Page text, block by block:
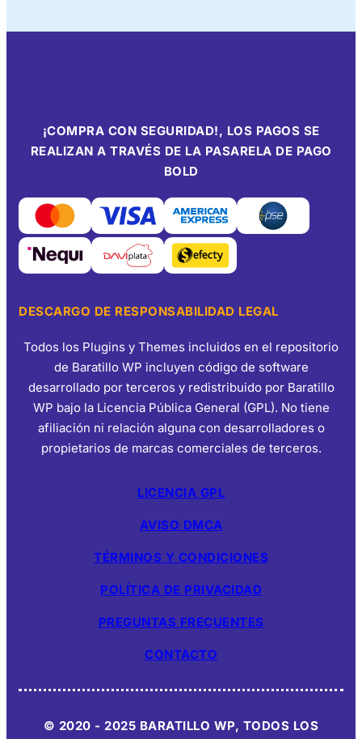
¡COMPRA CON SEGURIDAD!, LOS PAGOS SE
REALIZAN A TRAVÉS DE LA PASARELA DE PAGO
BOLD
DESCARGO DE RESPONSABILIDAD LEGAL
Todos los Plugins y Themes incluidos en el repositorio
de Baratillo WP incluyen código de software
desarrollado por terceros y redistribuido por Baratillo
WP bajo la Licencia Pública General (GPL). No tiene
afiliación ni relación alguna con desarrolladores o
propietarios de marcas comerciales de terceros.
LICENCIA GPL
AVISO DMCA
TÉRMINOS Y CONDICIONES
POLÍTICA DE PRIVACIDAD
PREGUNTAS FRECUENTES
CONTACTO
© 2020 - 2025 BARATILLO WP, TODOS LOS